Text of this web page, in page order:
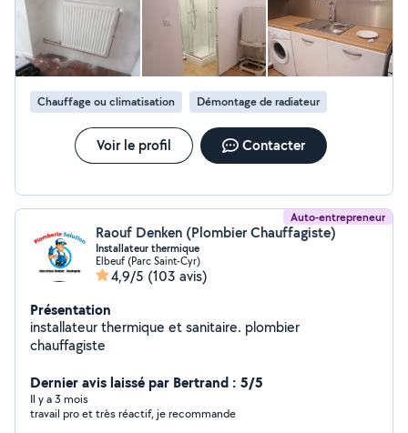
Chauffage ou climatisation Démontage de radiateur
Voir le profil Contacter
Auto-entrepreneur
Raouf Denken (Plombier Chauffagiste)
Installateur thermique
Elbeuf (Parc Saint-Cyr)
4,9/5 (103 avis)
Présentation
installateur thermique et sanitaire. plombier
chauffagiste
Dernier avis laissé par Bertrand : 5/5
Il y a 3 mois
travail pro et très réactif, je recommande